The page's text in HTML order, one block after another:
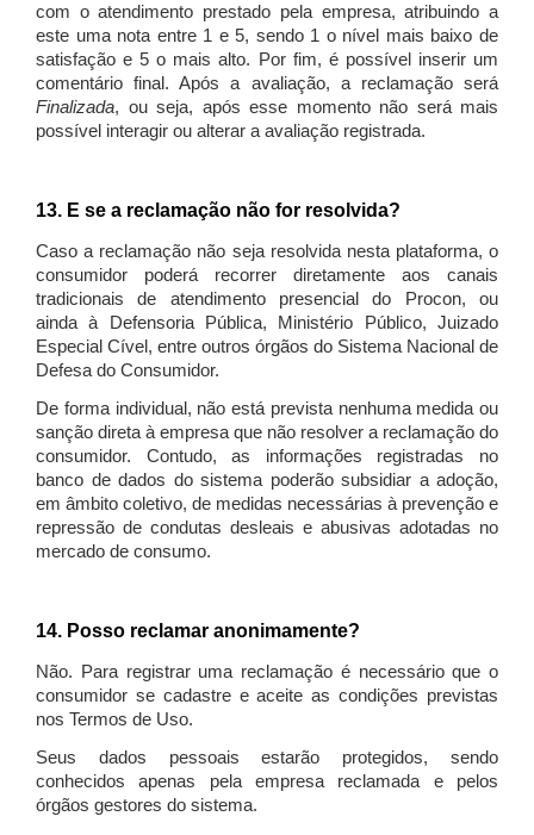
com o atendimento prestado pela empresa, atribuindo a
este uma nota entre 1 e 5, sendo 1 o nível mais baixo de
satisfação e 5 o mais alto. Por fim, é possível inserir um
comentário final. Após a avaliação, a reclamação será
Finalizada, ou seja, após esse momento não será mais
possível interagir ou alterar a avaliação registrada.
13. E se a reclamação não for resolvida?
Caso a reclamação não seja resolvida nesta plataforma, o
consumidor poderá recorrer diretamente aos canais
tradicionais de atendimento presencial do Procon, ou
ainda à Defensoria Pública, Ministério Público, Juizado
Especial Cível, entre outros órgãos do Sistema Nacional de
Defesa do Consumidor.
De forma individual, não está prevista nenhuma medida ou
sanção direta à empresa que não resolver a reclamação do
consumidor. Contudo, as informações registradas no
banco de dados do sistema poderão subsidiar a adoção,
em âmbito coletivo, de medidas necessárias à prevenção e
repressão de condutas desleais e abusivas adotadas no
mercado de consumo.
14. Posso reclamar anonimamente?
Não. Para registrar uma reclamação é necessário que o
consumidor se cadastre e aceite as condições previstas
nos Termos de Uso.
Seus dados pessoais estarão protegidos, sendo
conhecidos apenas pela empresa reclamada e pelos
órgãos gestores do sistema.